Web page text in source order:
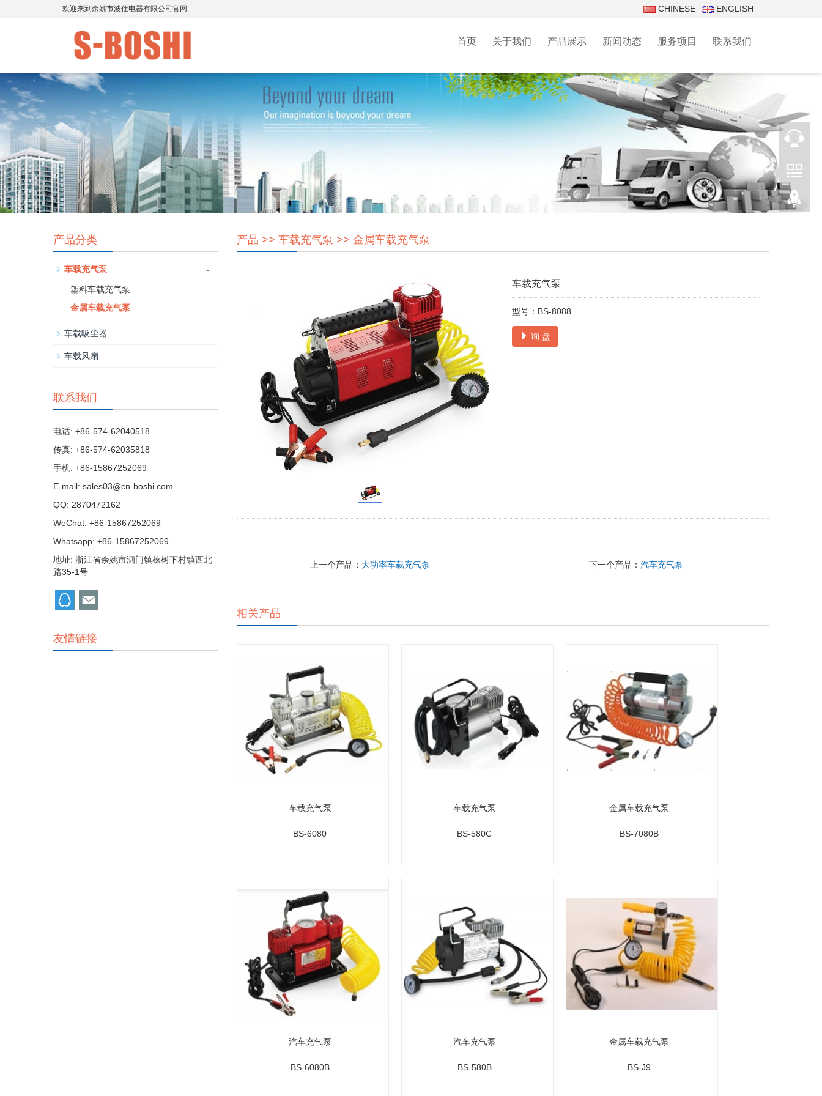
欢迎来到余姚市波仕电器有限公司官网 CHINESE ENGLISH
首页 关于我们 产品展示 新闻动态 服务项目 联系我们
产品 >> 车载充气泵 >> 金属车载充气泵
车载充气泵
型号：BS-8088
询 盘
上一个产品： 大功率车载充气泵 下一个产品： 汽车充气泵
相关产品
车载充气泵
BS-6080
车载充气泵
BS-580C
金属车载充气泵
BS-7080B
汽车充气泵
BS-6080B
汽车充气泵
BS-580B
金属车载充气泵
BS-J9
产品分类
车载充气泵 -
塑料车载充气泵
金属车载充气泵
车载吸尘器
车载风扇
联系我们
电话: +86-574-62040518
传真: +86-574-62035818
手机: +86-15867252069
E-mail: sales03@cn-boshi.com
QQ: 2870472162
WeChat: +86-15867252069
Whatsapp: +86-15867252069
地址: 浙江省余姚市泗门镇楝树下村镇西北
路35-1号
友情链接